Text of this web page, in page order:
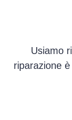
Usiamo
riparazione